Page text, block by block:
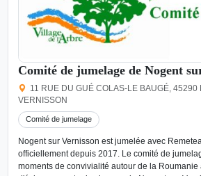
Comité de jumelage de Nogent
11 RUE DU GUÉ COLAS-LE BAUGÉ, 45290
VERNISSON
Comité de jumelage
Nogent sur Vernisson est jumelée avec
officiellement depuis 2017. Le comité de
moments de convivialité autour de la